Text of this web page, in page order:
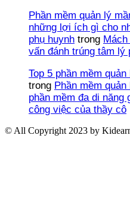
Phần mềm quản lý
những lợi ích gì cho
phụ huynh trong
vấn đánh trúng tâm lý
Top 5 phần mềm
trong Phần mềm
phần mềm đa di năng
công việc của thầy cô
© All Copyright 2023 by